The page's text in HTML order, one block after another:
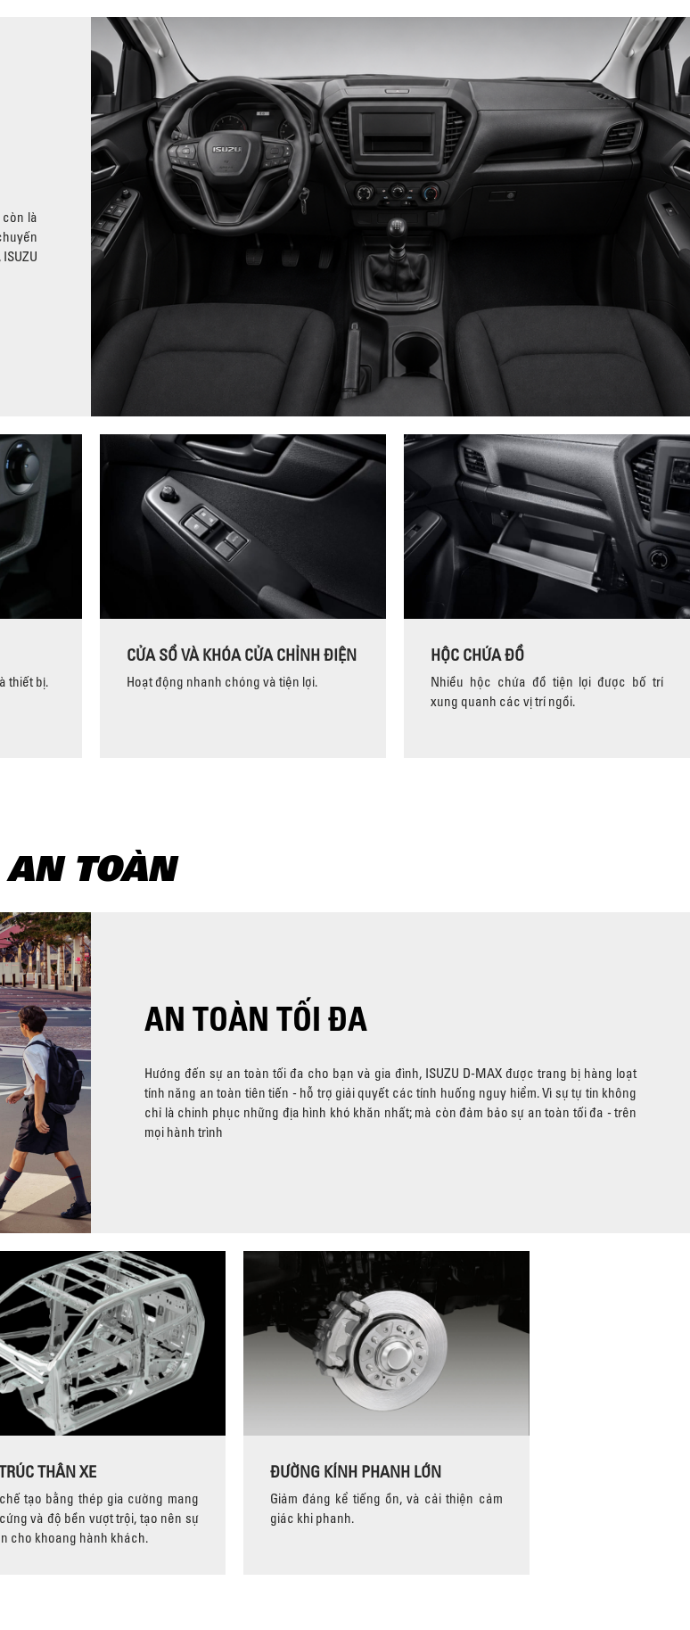
là
thiết bị.
CỬA SỔ VÀ KHÓA CỬA CHỈNH ĐIỆN
Hoạt động nhanh chóng và tiện lợi.
HỘC CHỨA ĐỒ
Nhiều hộc chứa đồ tiện lợi được bố trí
xung quanh các vị trí ngồi.
AN TOÀN
AN TOÀN TỐI ĐA
Hướng đến sự an toàn tối đa cho bạn và gia đình, ISUZU D-MAX được trang bị hàng loạt
tính năng an toàn tiên tiến - hỗ trợ giải quyết các tính huống nguy hiểm. Vì sự tự tin không
chỉ là chinh phục những địa hình khó khăn nhất; mà còn đảm bảo sự an toàn tối đa - trên
mọi hành trình
THÂN XE
tạo bằng thép gia cường mang
và độ bền vượt trội, tạo nên sự
cho khoang hành khách.
ĐƯỜNG KÍNH PHANH LỚN
Giảm đáng kể tiếng ồn, và cải thiện cảm
giác khi phanh.